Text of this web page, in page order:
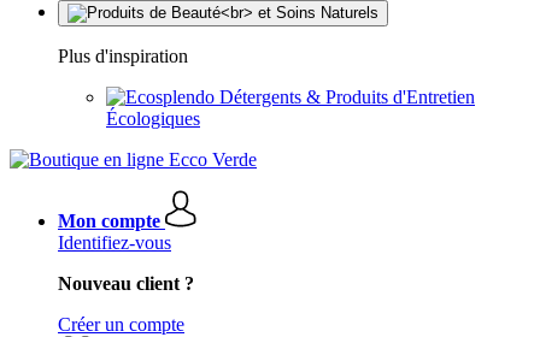
Plus d'inspiration
Détergents & Produits d'Entretien
Écologiques
Mon compte
Identifiez-vous
Nouveau client ?
Créer un compte